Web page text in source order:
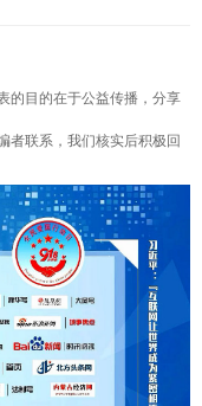
的目的在于公益传播，分享
者联系，我们核实后积极回